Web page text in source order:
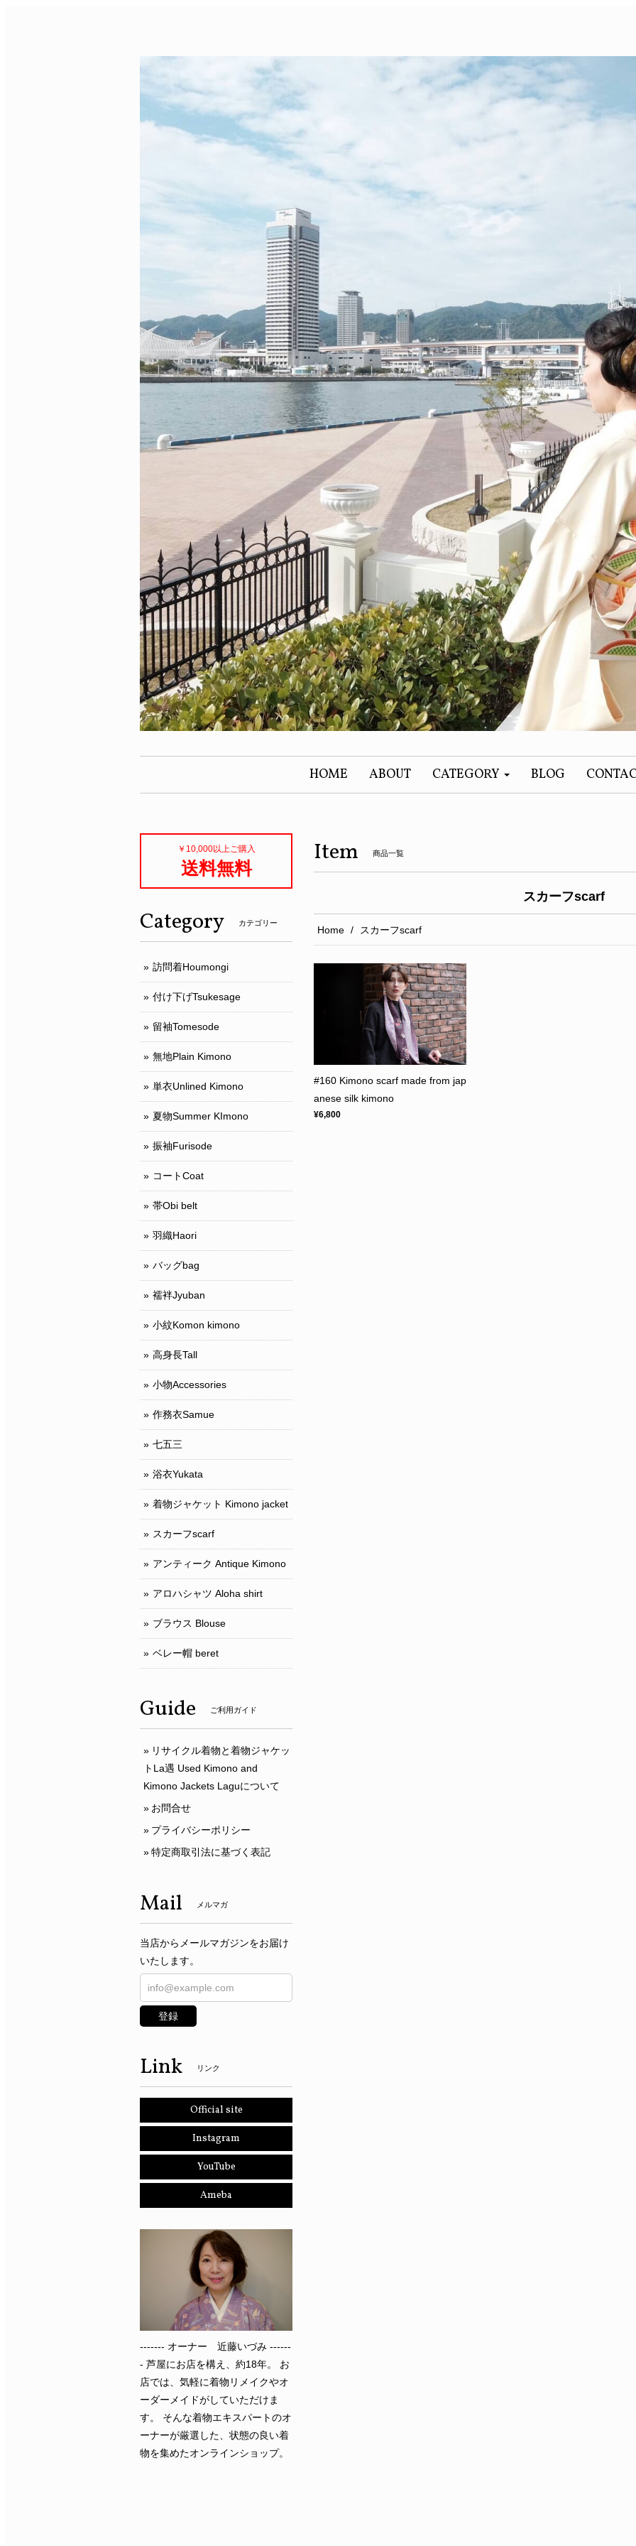
HOME ABOUT CATEGORY BLOG
Item 商品一覧
スカーフscarf
Home スカーフscarf
#160 Kimono scarf made from jap
anese silk kimono
¥6,800
￥10,000以上ご購入
送料無料
Category カテゴリー
訪問着Houmongi
付け下げTsukesage
留袖Tomesode
無地Plain Kimono
単衣Unlined Kimono
夏物Summer KImono
振袖Furisode
コートCoat
帯Obi belt
羽織Haori
バッグbag
襦袢Jyuban
小紋Komon kimono
高身長Tall
小物Accessories
作務衣Samue
七五三
浴衣Yukata
着物ジャケット Kimono jacket
スカーフscarf
アンティーク Antique Kimono
アロハシャツ Aloha shirt
ブラウス Blouse
ベレー帽 beret
Guide ご利用ガイド
リサイクル着物と着物ジャケッ
トLa遇 Used Kimono and
Kimono Jackets Laguについて
お問合せ
プライバシーポリシー
特定商取引法に基づく表記
Mail メルマガ
当店からメールマガジンをお届け
いたします。
登録
Link リンク
Official site
Instagram
YouTube
Ameba
------- オーナー 近藤いづみ ------
- 芦屋にお店を構え、約18年。 お
店では、気軽に着物リメイクやオ
ーダーメイドがしていただけま
す。 そんな着物エキスパートのオ
ーナーが厳選した、状態の良い着
物を集めたオンラインショップ。